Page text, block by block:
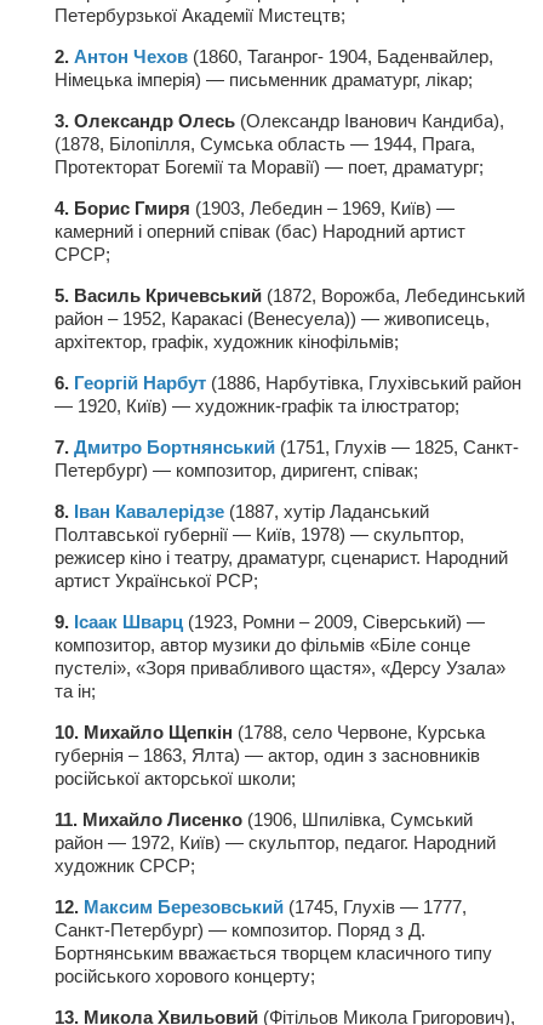
Оптика — Медтехника
Тенториум -центр независимых дистрибьюторов
Кафе, клубы, рестораны
«Винегрет» — демократичный ресторан
«ЧАЙ — КАВА» магазин — кафе
Магазины
«Книголюб» — супермаркет
МАГАЗИН СТИХОВ НА ЗАКАЗ
«Павел» — магазин мужской одежды
Туризм
«Траверс» — экипировочный центр
Журналисты
Александр Кугук
Музыканты
Евгений Касьяненко
Сергей Коноз
Звукорежиссёры
Guitarproduction Studio
Писатели
Петербурзької Академії Мистецтв;
2. Антон Чехов (1860, Таганрог- 1904, Баденвайлер,
Німецька імперія) — письменник драматург, лікар;
3. Олександр Олесь (Олександр Іванович Кандиба),
(1878, Білопілля, Сумська область — 1944, Прага,
Протекторат Богемії та Моравії) — поет, драматург;
4. Борис Гмиря (1903, Лебедин – 1969, Київ) —
камерний і оперний співак (бас) Народний артист
СРСР;
5. Василь Кричевський (1872, Ворожба, Лебединський
район – 1952, Каракасі (Венесуела)) — живописець,
архітектор, графік, художник кінофільмів;
6. Георгій Нарбут (1886, Нарбутівка, Глухівський район
— 1920, Київ) — художник-графік та ілюстратор;
7. Дмитро Бортнянський (1751, Глухів — 1825, Санкт-
Петербург) — композитор, диригент, співак;
8. Іван Кавалерідзе (1887, хутір Ладанський
Полтавської губернії — Київ, 1978) — скульптор,
режисер кіно і театру, драматург, сценарист. Народний
артист Української РСР;
9. Ісаак Шварц (1923, Ромни – 2009, Сіверський) —
композитор, автор музики до фільмів «Біле сонце
пустелі», «Зоря привабливого щастя», «Дерсу Узала»
та ін;
10. Михайло Щепкін (1788, село Червоне, Курська
губернія – 1863, Ялта) — актор, один з засновників
російської акторської школи;
11. Михайло Лисенко (1906, Шпилівка, Сумський
район — 1972, Київ) — скульптор, педагог. Народний
художник СРСР;
12. Максим Березовський (1745, Глухів — 1777,
Санкт-Петербург) — композитор. Поряд з Д.
Бортнянським вважається творцем класичного типу
російського хорового концерту;
13. Микола Хвильовий (Фітільов Микола Григорович),